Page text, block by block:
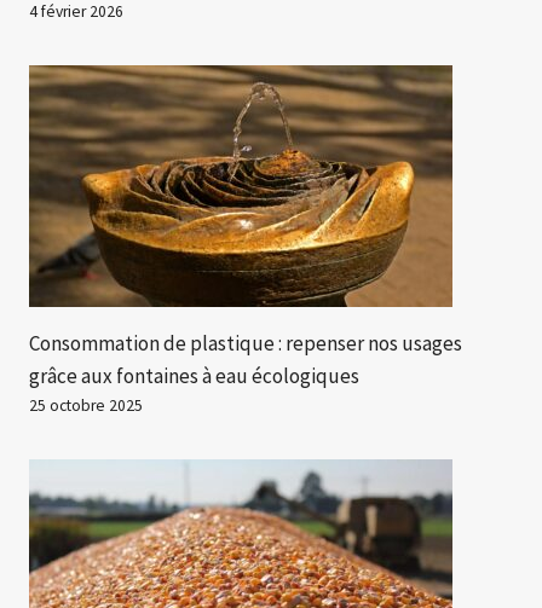
4 février 2026
Consommation de plastique : repenser nos usages
grâce aux fontaines à eau écologiques
25 octobre 2025